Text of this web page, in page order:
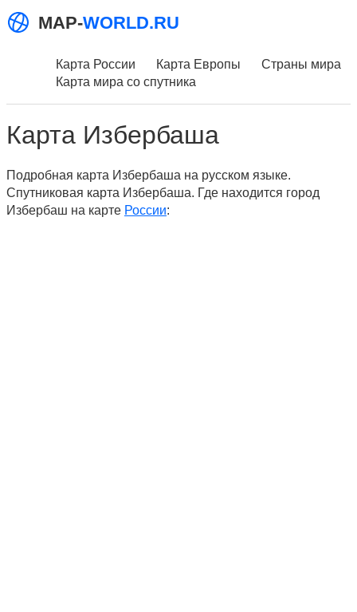
MAP-WORLD.RU
Карта России Карта Европы
Страны мира
Карта мира со спутника
Карта Избербаша
Подробная карта Избербаша на русском языке.
Спутниковая карта Избербаша. Где находится город
Избербаш на карте России: